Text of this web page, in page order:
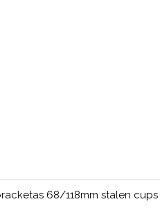
68/118mm stalen cups